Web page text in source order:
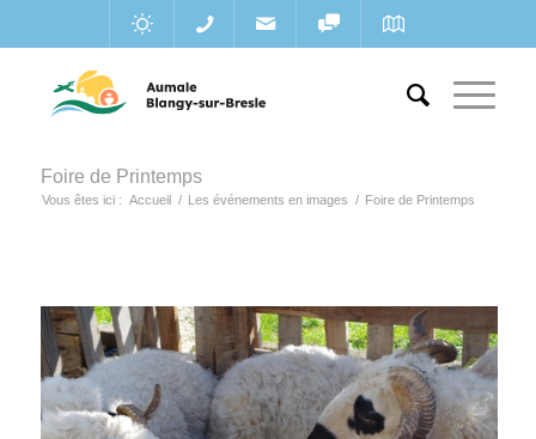
Foire de Printemps
Vous êtes ici : Accueil / Les événements en images / Foire de Printemps